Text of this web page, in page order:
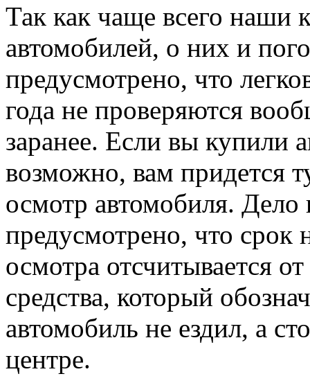
Так как чаще всего наши
автомобилей, о них и
предусмотрено, что
года не проверяются
заранее. Если вы купили
возможно, вам придется
осмотр автомобиля.
предусмотрено, что срок
осмотра отсчитывается
средства, который
автомобиль не ездил, а
центре.